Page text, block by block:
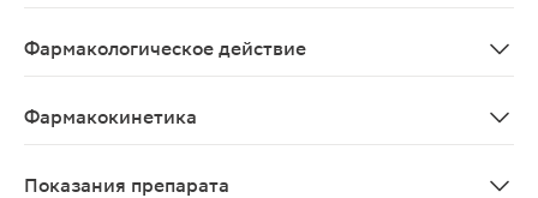
Фармакологическое действие
Фармакокинетика
Показания препарата